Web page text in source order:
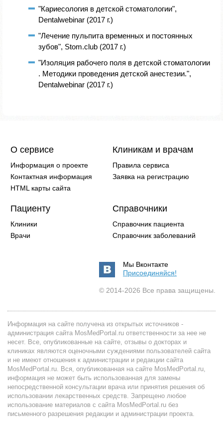
"Кариесология в детской стоматологии",
Dentalwebinar (2017 г.)
"Лечение пульпита временных и постоянных
зубов", Stom.club (2017 г.)
"Изоляция рабочего поля в детской стоматологии
. Методики проведения детской анестезии.",
Dentalwebinar (2017 г.)
О сервисе
Информация о проекте
Контактная информация
HTML карты сайта
Клиникам и врачам
Правила сервиса
Заявка на регистрацию
Пациенту
Клиники
Врачи
Справочники
Справочник пациента
Справочник заболеваний
Мы Вконтакте
Присоединяйся!
© 2014-2026 Все права защищены.
Информация на сайте получена из открытых источников -
администрация сайта MosMedPortal.ru ответственности за нее не
несет. Все, опубликованные на сайте, отзывы о докторах и
клиниках являются оценочными суждениями пользователей сайта
и не имеют отношения к администрации и редакции сайта
MosMedPortal.ru. Вся, опубликованная на сайте MosMedPortal.ru,
информация не может быть использованная для замены
непосредственной консультации врача или принятия решения об
использовании лекарственных средств. Запрещено любое
использование материалов с сайта MosMedPortal.ru без
письменного разрешения редакции и администрации проекта.